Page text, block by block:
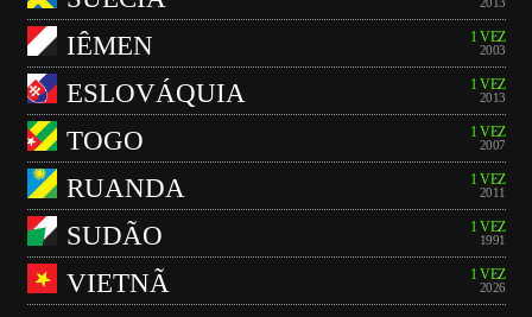
IÊMEN 1 VEZ
2003
ESLOVÁQUIA 1 VEZ
2013
TOGO 1 VEZ
2007
RUANDA 1 VEZ
2011
SUDÃO 1 VEZ
1991
VIETNÃ 1 VEZ
2026